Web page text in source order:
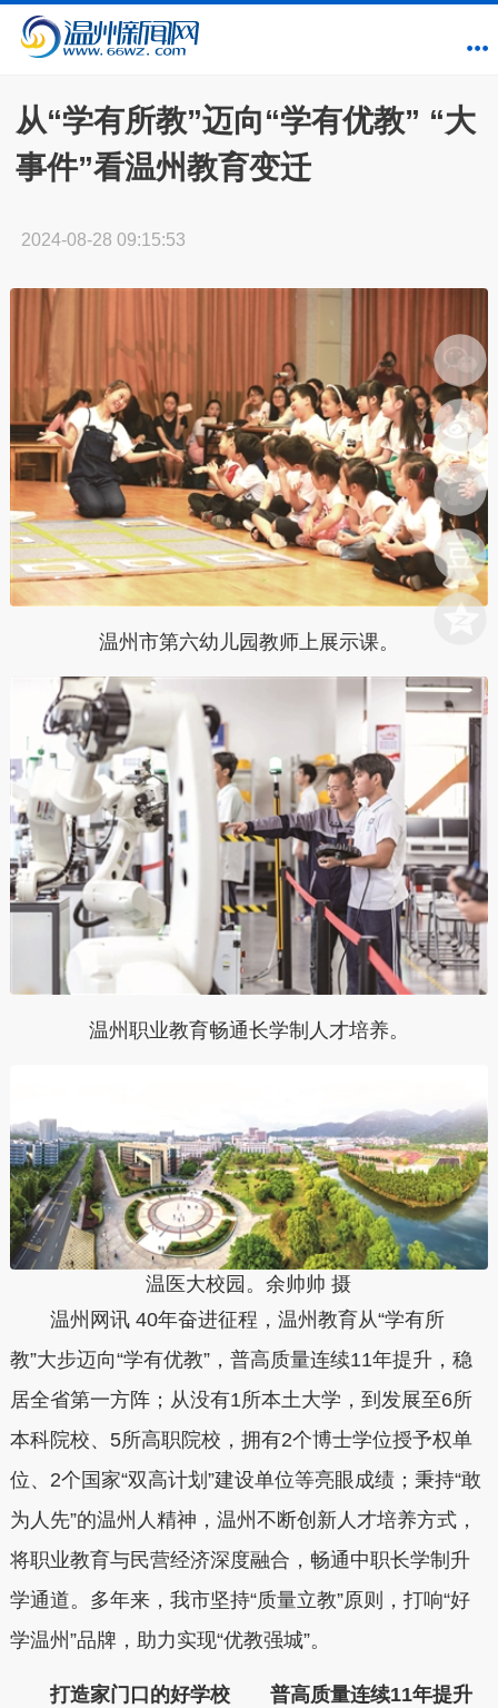
从“学有所教”迈向“学有优教” “大
事件”看温州教育变迁
2024-08-28 09:15:53
温州市第六幼儿园教师上展示课。
温州职业教育畅通长学制人才培养。
温医大校园。余帅帅 摄
温州网讯 40年奋进征程，温州教育从“学有所
教”大步迈向“学有优教”，普高质量连续11年提升，稳
居全省第一方阵；从没有1所本土大学，到发展至6所
本科院校、5所高职院校，拥有2个博士学位授予权单
位、2个国家“双高计划”建设单位等亮眼成绩；秉持“敢
为人先”的温州人精神，温州不断创新人才培养方式，
将职业教育与民营经济深度融合，畅通中职长学制升
学通道。多年来，我市坚持“质量立教”原则，打响“好
学温州”品牌，助力实现“优教强城”。
打造家门口的好学校 普高质量连续11年提升